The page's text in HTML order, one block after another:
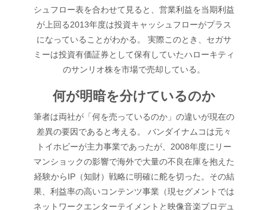
シュフロー表を合わせて見ると、営業利益を当期利益
が上回る2013年度は投資キャッシュフローがプラス
になっていることがわかる。 実際このとき、セガサ
ミーは投資有価証券として保有していたハローキティ
のサンリオ株を市場で売却している。
何が明暗を分けているのか
筆者は両社が「何を売っているのか」の違いが現在の
差異の要因であると考える。 バンダイナムコは元々
トイホビーが主力事業であったが、2008年度にリー
マンショックの影響で海外で大量の不良在庫を抱えた
経験からIP（知財）戦略に明確に舵を切った。その結
果、利益率の高いコンテンツ事業（現セグメントでは
ネットワークエンターテイメントと映像音楽プロデュ